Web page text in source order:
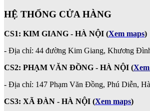
HỆ THỐNG CỬA HÀNG
CS1: KIM GIANG - HÀ NỘI (Xem maps)
- Địa chỉ: 44 đường Kim Giang, Khương
CS2: PHẠM VĂN ĐỒNG - HÀ NỘI (
- Địa chỉ: 147 Phạm Văn Đồng, Phú Diễn,
CS3: XÃ ĐÀN - HÀ NỘI (Xem maps)